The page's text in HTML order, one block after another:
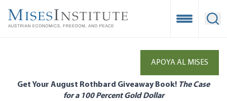
main
Open
APOYA AL MISES
Get Your August Rothbard Giveaway Book! The Case
for a 100 Percent Gold Dollar